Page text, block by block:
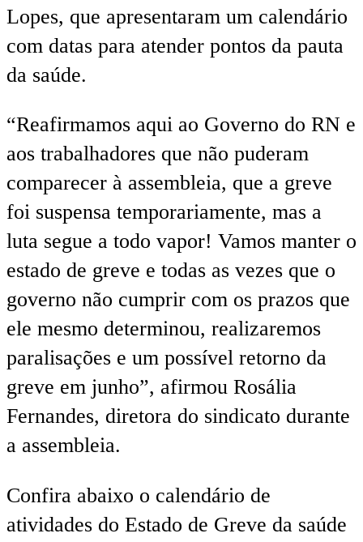
Lopes, que apresentaram um calendário
com datas para atender pontos da pauta
da saúde.
“Reafirmamos aqui ao Governo do RN e
aos trabalhadores que não puderam
comparecer à assembleia, que a greve
foi suspensa temporariamente, mas a
luta segue a todo vapor! Vamos manter o
estado de greve e todas as vezes que o
governo não cumprir com os prazos que
ele mesmo determinou, realizaremos
paralisações e um possível retorno da
greve em junho”, afirmou Rosália
Fernandes, diretora do sindicato durante
a assembleia.
Confira abaixo o calendário de
atividades do Estado de Greve da saúde